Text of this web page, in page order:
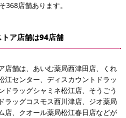
368店舗あります。
ア店舗は94店舗
店舗は、あいむ薬局西津田店、くれ
江センター、ディスカウントドラッ
ドラッグシャミネ松江店、そうごう
ラッグコスモス西川津店、ジオ薬局
店、クオール薬局松江春日店などが